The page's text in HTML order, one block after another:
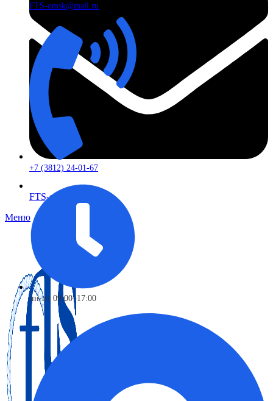
FTS-omsk@mail.ru
Меню
FTS-omsk@mail.ru
+7 (3812) 24-01-67
пн-пт 09:00–17:00